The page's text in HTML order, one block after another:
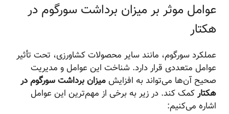
عوامل موثر بر میزان برداشت سورگوم در
هکتار
عملکرد سورگوم، مانند سایر محصولات کشاورزی، تحت تأثیر
عوامل متعددی قرار دارد. شناخت این عوامل و مدیریت
صحیح آن‌ها می‌تواند به افزایشمیزان برداشت سورگوم در
هکتارکمک کند. در زیر به برخی از مهم‌ترین این عوامل
اشاره می‌کنیم: